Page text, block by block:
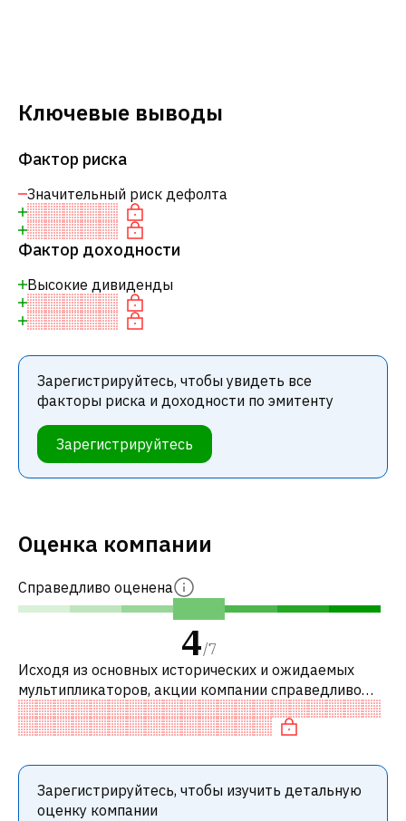
Ключевые выводы
Фактор риска
Значительный риск дефолта
Фактор доходности
Высокие дивиденды
Зарегистрируйтесь, чтобы увидеть все
факторы риска и доходности по эмитенту
Зарегистрируйтесь
Оценка компании
Справедливо оценена
4/7
Исходя из основных исторических и ожидаемых
мультипликаторов, акции компании справедливо
оценены по сравнению с аналогичными компаниями.
В частности, акция компании недоо
Зарегистрируйтесь, чтобы изучить детальную
оценку компании